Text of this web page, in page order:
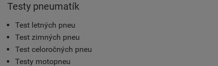
Testy pneumatík
Test letných pneu
Test zimných pneu
Test celoročných pneu
Testy motopneu